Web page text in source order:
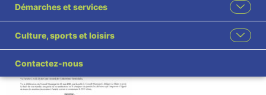
Démarches et services
Culture, sports et loisirs
Contactez-nous